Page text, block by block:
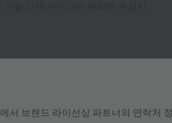
에서 브랜드 라이선싱 파트너의 연락처